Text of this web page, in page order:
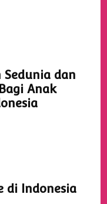
Sedunia dan
Anak
di Indonesia